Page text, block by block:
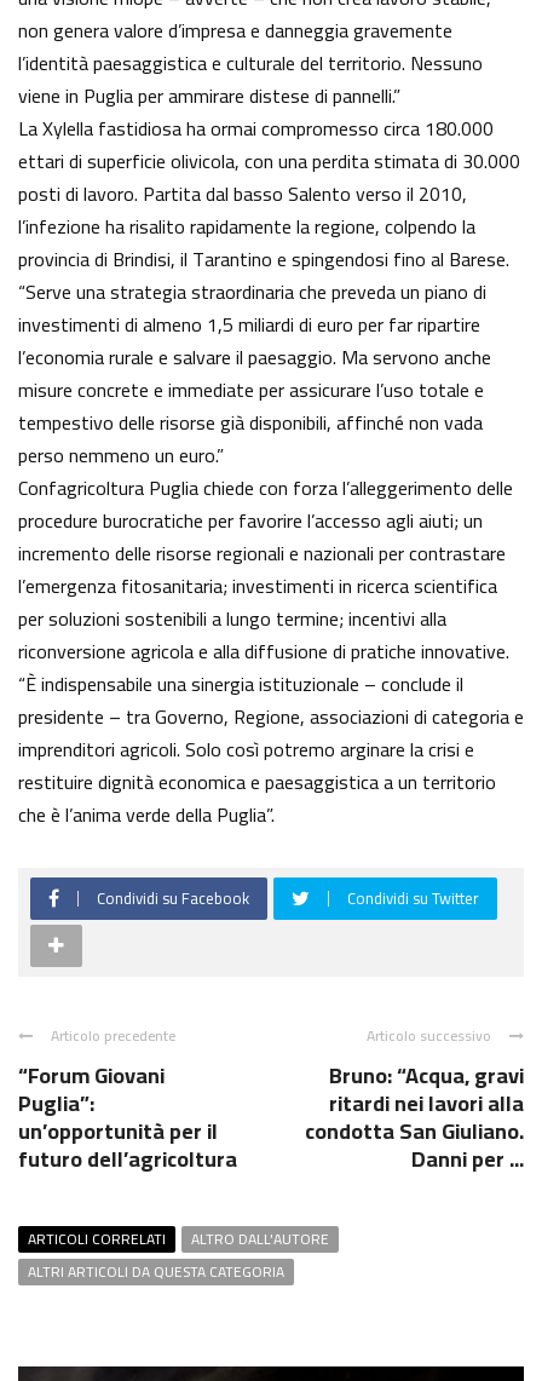
non genera valore d’impresa e danneggia gravemente
l’identità paesaggistica e culturale del territorio. Nessuno
viene in Puglia per ammirare distese di pannelli.”
La Xylella fastidiosa ha ormai compromesso circa 180.000
ettari di superficie olivicola, con una perdita stimata di 30.000
posti di lavoro. Partita dal basso Salento verso il 2010,
l’infezione ha risalito rapidamente la regione, colpendo la
provincia di Brindisi, il Tarantino e spingendosi fino al Barese.
“Serve una strategia straordinaria che preveda un piano di
investimenti di almeno 1,5 miliardi di euro per far ripartire
l’economia rurale e salvare il paesaggio. Ma servono anche
misure concrete e immediate per assicurare l’uso totale e
tempestivo delle risorse già disponibili, affinché non vada
perso nemmeno un euro.”
Confagricoltura Puglia chiede con forza l’alleggerimento delle
procedure burocratiche per favorire l’accesso agli aiuti; un
incremento delle risorse regionali e nazionali per contrastare
l’emergenza fitosanitaria; investimenti in ricerca scientifica
per soluzioni sostenibili a lungo termine; incentivi alla
riconversione agricola e alla diffusione di pratiche innovative.
“È indispensabile una sinergia istituzionale – conclude il
presidente – tra Governo, Regione, associazioni di categoria e
imprenditori agricoli. Solo così potremo arginare la crisi e
restituire dignità economica e paesaggistica a un territorio
che è l’anima verde della Puglia”.
Condividi su Facebook Condividi su Twitter
Articolo precedente
“Forum Giovani
Puglia”:
un’opportunità per il
futuro dell’agricoltura
Articolo successivo
Bruno: “Acqua, gravi
ritardi nei lavori alla
condotta San Giuliano.
Danni per ...
ARTICOLI CORRELATI
ALTRO DALL'AUTORE
ALTRI ARTICOLI DA QUESTA CATEGORIA